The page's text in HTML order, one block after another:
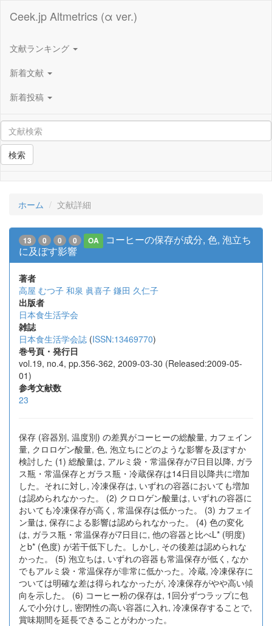
Ceek.jp Altmetrics (α ver.)
文献ランキング
新着文献
新着投稿
検索
ホーム 文献詳細
13 0 0 0 OA
コーヒーの保存が成分, 色, 泡立ち
に及ぼす影響
著者
高屋 むつ子 和泉 眞喜子 鎌田 久仁子
出版者
日本食生活学会
雑誌
日本食生活学会誌 (ISSN:13469770)
巻号頁・発行日
vol.19, no.4, pp.356-362, 2009-03-30 (Released:2009-05-
01)
参考文献数
23
保存 (容器別, 温度別) の差異がコーヒーの総酸量, カフェイン
量, クロロゲン酸量, 色, 泡立ちにどのような影響を及ぼすか
検討した (1) 総酸量は, アルミ袋・常温保存が7日目以降, ガラ
ス瓶・常温保存とガラス瓶・冷蔵保存は14日目以降共に増加
した。それに対し, 冷凍保存は, いずれの容器においても増加
は認められなかった。 (2) クロロゲン酸量は, いずれの容器に
おいても冷凍保存が高く, 常温保存は低かった。 (3) カフェイ
ン量は, 保存による影響は認められなかった。 (4) 色の変化
は, ガラス瓶・常温保存が7日目に, 他の容器と比べL* (明度)
とb* (色度) が若干低下した。しかし, その後差は認められな
かった。 (5) 泡立ちは, いずれの容器も常温保存が低く, なか
でもアルミ袋・常温保存が非常に低かった。冷蔵, 冷凍保存に
ついては明確な差は得られなかったが, 冷凍保存がやや高い傾
向を示した。 (6) コーヒー粉の保存は, 1回分ずつラップに包
んで小分けし, 密閉性の高い容器に入れ, 冷凍保存することで,
賞味期間を延長できることがわかった。